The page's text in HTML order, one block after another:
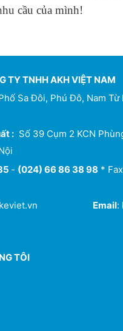
cầu của mình!
TY TNHH AKH VIỆT NAM
Sa Đôi, Phú Đô, Nam Từ
: Số 39 Cụm 2 KCN
- (024) 66 86 38 98 *
Email:
TÔI